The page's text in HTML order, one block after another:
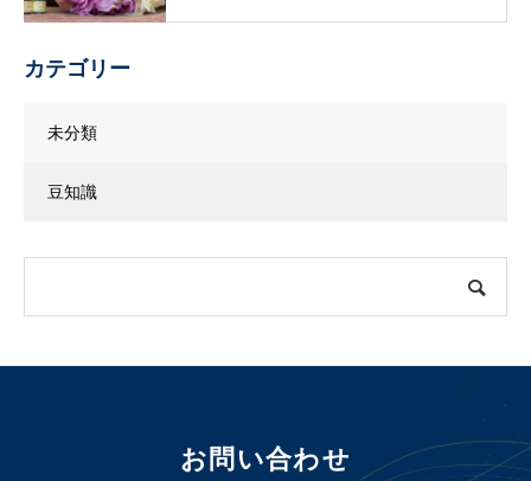
カテゴリー
未分類
豆知識
お問い合わせ